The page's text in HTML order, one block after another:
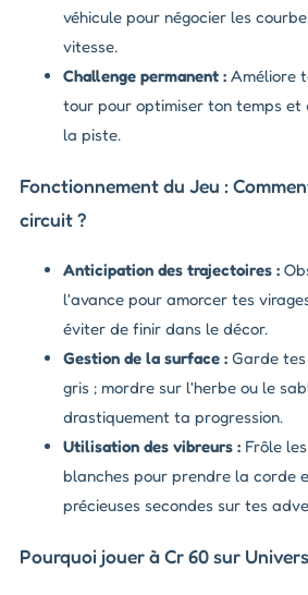
véhicule pour négocier les
vitesse.
Challenge permanent : Améliore
tour pour optimiser ton temps et
la piste.
Fonctionnement du Jeu :
circuit ?
Anticipation des trajectoires :
l'avance pour amorcer tes
éviter de finir dans le décor.
Gestion de la surface : Garde
gris ; mordre sur l'herbe ou le
drastiquement ta progression.
Utilisation des vibreurs : Frôle
blanches pour prendre la corde
précieuses secondes sur tes
Pourquoi jouer à Cr 60 sur